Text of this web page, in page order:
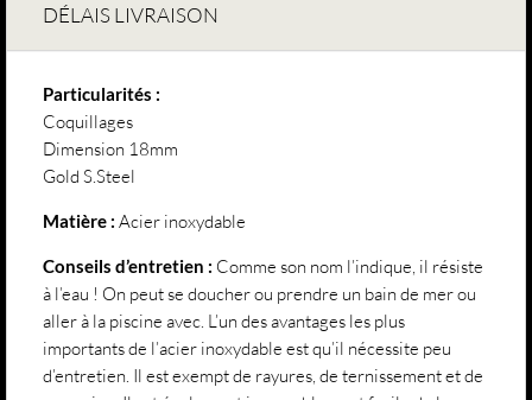
DÉLAIS LIVRAISON
Particularités :
Coquillages
Dimension 18mm
Gold S.Steel
Matière : Acier inoxydable
Conseils d’entretien : Comme son nom l’indique, il résiste
à l’eau ! On peut se doucher ou prendre un bain de mer ou
aller à la piscine avec. L’un des avantages les plus
importants de l’acier inoxydable est qu’il nécessite peu
d’entretien. Il est exempt de rayures, de ternissement et de